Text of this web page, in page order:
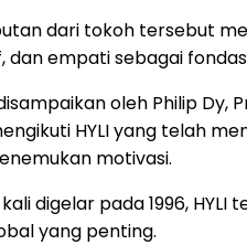
dari tokoh tersebut
dan empati sebagai
oleh Philip
HYLI yang telah
motivasi.
digelar pada 1996,
yang penting.